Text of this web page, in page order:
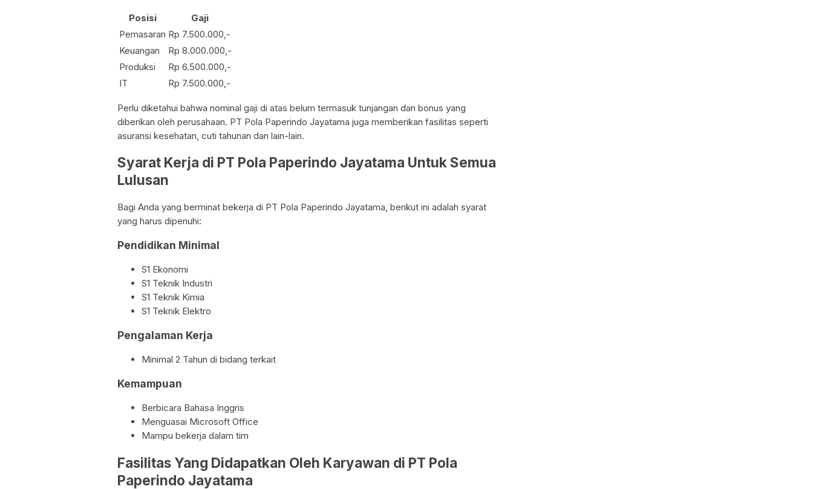
Posisi
Gaji
Pemasaran Rp 7.500.000,-
Keuangan
Rp 8.000.000,-
Produksi
Rp 6.500.000,-
IT
Rp 7.500.000,-
Perlu diketahui bahwa nominal gaji di atas belum termasuk tunjangan dan bonus yang
diberikan oleh perusahaan. PT Pola Paperindo Jayatama juga memberikan fasilitas seperti
asuransi kesehatan, cuti tahunan dan lain-lain.
Syarat Kerja di PT Pola Paperindo Jayatama Untuk Semua
Lulusan
Bagi Anda yang berminat bekerja di PT Pola Paperindo Jayatama, berikut ini adalah syarat
yang harus dipenuhi:
Pendidikan Minimal
S1 Ekonomi
S1 Teknik Industri
S1 Teknik Kimia
S1 Teknik Elektro
Pengalaman Kerja
Minimal 2 Tahun di bidang terkait
Kemampuan
Berbicara Bahasa Inggris
Menguasai Microsoft Office
Mampu bekerja dalam tim
Fasilitas Yang Didapatkan Oleh Karyawan di PT Pola
Paperindo Jayatama